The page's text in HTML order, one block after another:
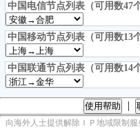
中国电信节点列表（可用数47个
中国移动节点列表（可用数13个
中国联通节点列表（可用数14个
使用帮助
向海外人士提供解除ＩＰ地域限制